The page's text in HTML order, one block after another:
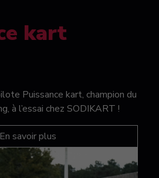
kart
Puissance kart, champion du
à l’essai chez SODIKART !
En savoir plus